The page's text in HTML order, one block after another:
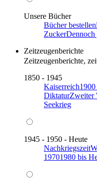
Unsere Bücher
Bücher bestellen
Zucker
Zeitzeugenberichte
Zeitzeugenberichte,
1850 - 1945
Kaiserreich
DiktaturZweiter
Seekrieg
1945 - 1950 - Heute
Nachkriegszeit
19701980 bis